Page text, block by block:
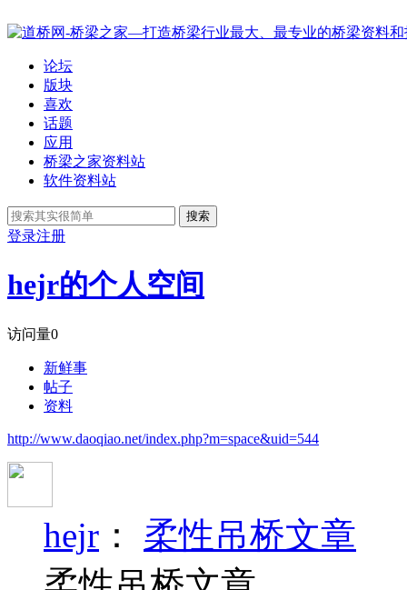
论坛
版块
喜欢
话题
应用
桥梁之家资料站
软件资料站
搜索
登录注册
hejr的个人空间
访问量0
新鲜事
帖子
资料
http://www.daoqiao.net/index.php?m=space&uid=544
hejr ： 柔性吊桥文章